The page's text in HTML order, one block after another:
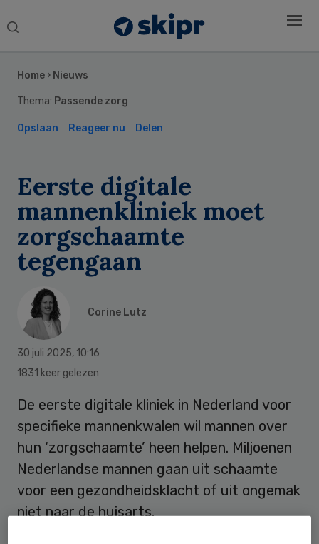
Search
Home › Nieuws
Thema: Passende zorg
Opslaan Reageer nu Delen
Eerste digitale
mannenkliniek moet
zorgschaamte
tegengaan
Corine Lutz
30 juli 2025, 10:16
1831 keer gelezen
De eerste digitale kliniek in Nederland voor
specifieke mannenkwalen wil mannen over
hun ‘zorgschaamte’ heen helpen. Miljoenen
Nederlandse mannen gaan uit schaamte
voor een gezondheidsklacht of uit ongemak
niet naar de huisarts.
Sidebar